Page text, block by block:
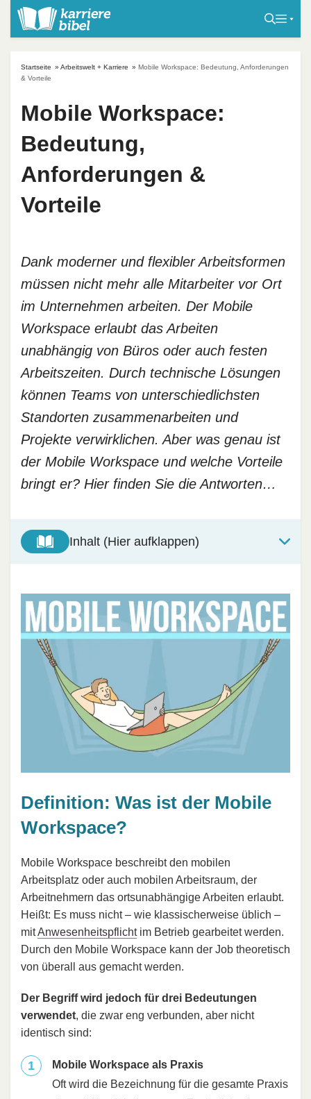
Startseite » Arbeitswelt + Karriere » Mobile Workspace: Bedeutung, Anforderungen
& Vorteile
Mobile Workspace:
Bedeutung,
Anforderungen &
Vorteile
Dank moderner und flexibler Arbeitsformen
müssen nicht mehr alle Mitarbeiter vor Ort
im Unternehmen arbeiten. Der Mobile
Workspace erlaubt das Arbeiten
unabhängig von Büros oder auch festen
Arbeitszeiten. Durch technische Lösungen
können Teams von unterschiedlichsten
Standorten zusammenarbeiten und
Projekte verwirklichen. Aber was genau ist
der Mobile Workspace und welche Vorteile
bringt er? Hier finden Sie die Antworten…
Inhalt (Hier aufklappen)
Definition: Was ist der Mobile
Workspace?
Mobile Workspace beschreibt den mobilen
Arbeitsplatz oder auch mobilen Arbeitsraum, der
Arbeitnehmern das ortsunabhängige Arbeiten erlaubt.
Heißt: Es muss nicht – wie klassischerweise üblich –
mitAnwesenheitspflichtim Betrieb gearbeitet werden.
Durch den Mobile Workspace kann der Job theoretisch
von überall aus gemacht werden.
Der Begriff wird jedoch für drei Bedeutungen
verwendet, die zwar eng verbunden, aber nicht
identisch sind:
Mobile Workspace als Praxis
Oft wird die Bezeichnung für die gesamte Praxis